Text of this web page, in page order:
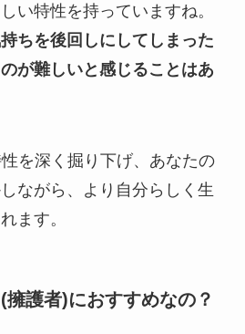
い特性を持っていますね。
ちを後回しにしてしまった
が難しいと感じることはあ
を深く掘り下げ、あなたの
ながら、より自分らしく生
ます。
護者)におすすめなの？